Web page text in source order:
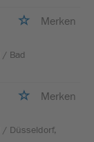
Merken
/ Bad
Merken
/ Düsseldorf,